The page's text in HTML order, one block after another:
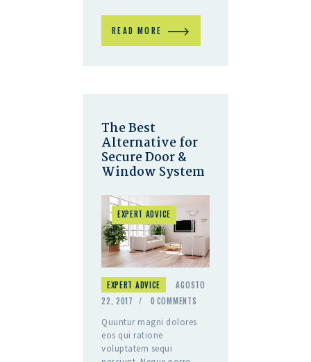
READ MORE
The Best
Alternative for
Secure Door &
Window System
EXPERT ADVICE
EXPERT ADVICE
AGOSTO
22, 2017
0 COMMENTS
Quuntur magni dolores
eos qui ratione
voluptatem sequi